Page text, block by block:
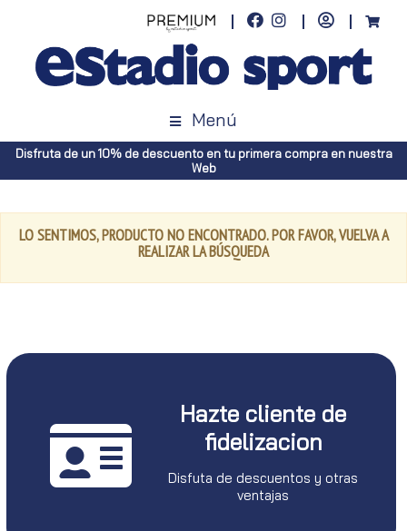
Menú
Disfruta de un 10% de descuento en tu primera compra en nuestra
Web
LO SENTIMOS, PRODUCTO NO ENCONTRADO. POR FAVOR, VUELVA A
REALIZAR LA BÚSQUEDA
Hazte cliente de
fidelizacion
Disfuta de descuentos y otras
ventajas